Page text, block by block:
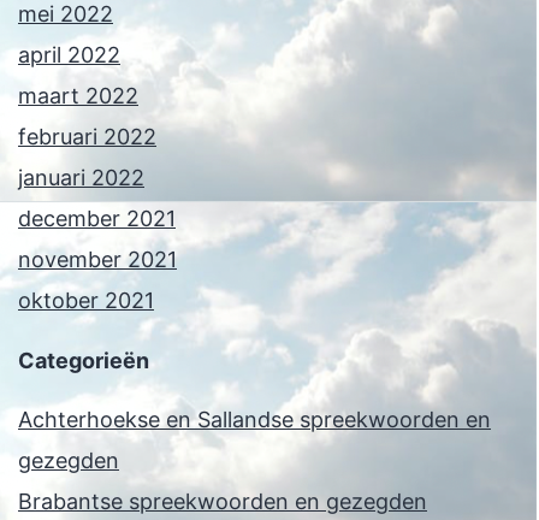
mei 2022
april 2022
maart 2022
februari 2022
januari 2022
december 2021
november 2021
oktober 2021
Categorieën
Achterhoekse en Sallandse spreekwoorden en
gezegden
Brabantse spreekwoorden en gezegden